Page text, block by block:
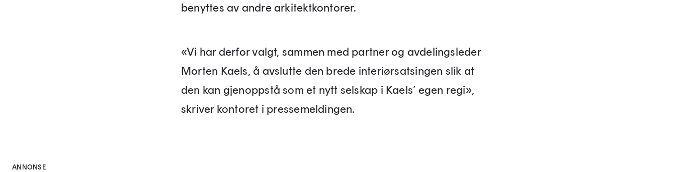
benyttes av andre arkitektkontorer.
«Vi har derfor valgt, sammen med partner og avdelingsleder
Morten Kaels, å avslutte den brede interiørsatsingen slik at
den kan gjenoppstå som et nytt selskap i Kaels’ egen regi»,
skriver kontoret i pressemeldingen.
ANNONSE